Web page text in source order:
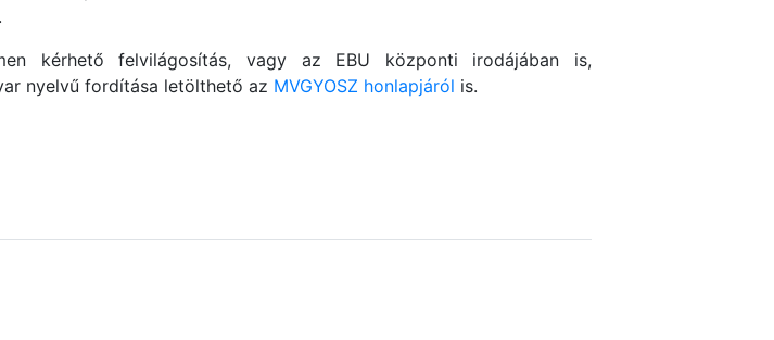
kérhető felvilágosítás, vagy az EBU központi irodájában is,
nyelvű fordítása letölthető az MVGYOSZ honlapjáról is.